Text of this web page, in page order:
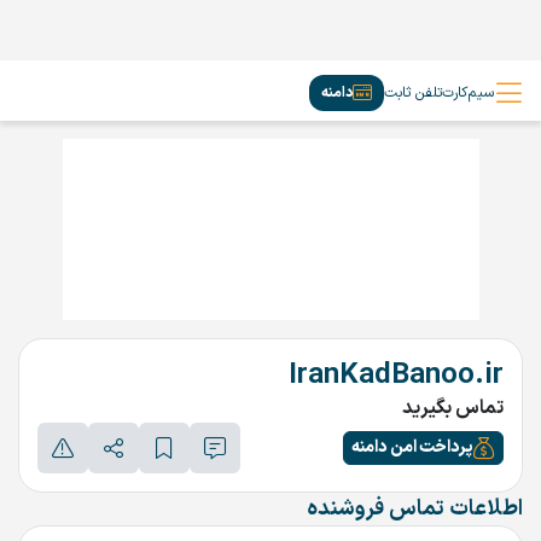
سیم‌کارتتلفن ثابت دامنه
IranKadBanoo.ir
تماس بگیرید
پرداخت امن دامنه
اطلاعات تماس فروشنده